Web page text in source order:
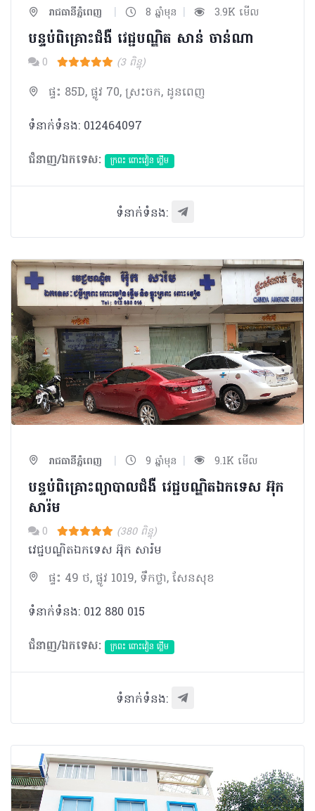
រាជធានីភ្នំពេញ | 8 ឆ្នាំមុន | 3.9K មើល
បន្ទប់ពិគ្រោះជំងឺ វេជ្ជបណ្ឌិត សាន់​ ចាន់ណា
0 (3 ពិន្ទុ)
ផ្ទះ 85D, ផ្លូវ 70, ស្រះចក, ដូនពេញ
ទំនាក់ទំនង: 012​46​40​97
ជំនាញ/ឯកទេស:
ក្រពះ ពោះវៀន ថ្លើម
ទំនាក់ទំនង:
រាជធានីភ្នំពេញ | 9 ឆ្នាំមុន | 9.1K មើល
បន្ទប់ពិគ្រោះព្យាបាលជំងឺ វេជ្ជបណ្ឌិតឯកទេស អ៊ុក
សារ៉ម
0 (380 ពិន្ទុ)
វេជ្ជបណ្ឌិតឯកទេស អ៊ុក​ សារ៉ម
ផ្ទះ 49 ថ, ផ្លូវ 1019, ទឹកថ្លា, សែនសុខ
ទំនាក់ទំនង: 012 880 015
ជំនាញ/ឯកទេស:
ក្រពះ ពោះវៀន ថ្លើម
ទំនាក់ទំនង: